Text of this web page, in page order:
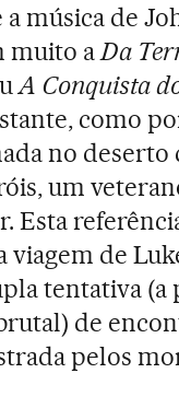
música de
muito aDa
A Conquista
como
no
um
Esta
viagem de
tentativa (a
de
pelos